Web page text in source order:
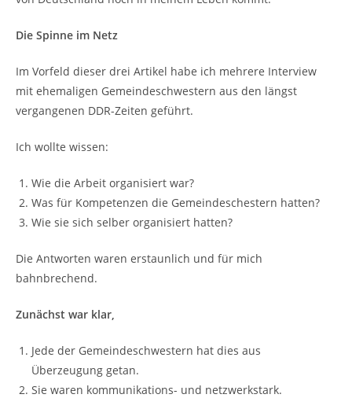
Die Spinne im Netz
Im Vorfeld dieser drei Artikel habe ich mehrere Interview
mit ehemaligen Gemeindeschwestern aus den längst
vergangenen DDR-Zeiten geführt.
Ich wollte wissen:
Wie die Arbeit organisiert war?
Was für Kompetenzen die Gemeindeschestern hatten?
Wie sie sich selber organisiert hatten?
Die Antworten waren erstaunlich und für mich
bahnbrechend.
Zunächst war klar,
Jede der Gemeindeschwestern hat dies aus
Überzeugung getan.
Sie waren kommunikations- und netzwerkstark.